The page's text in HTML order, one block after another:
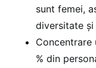
sunt femei,
diversitate
Concentrare
% din